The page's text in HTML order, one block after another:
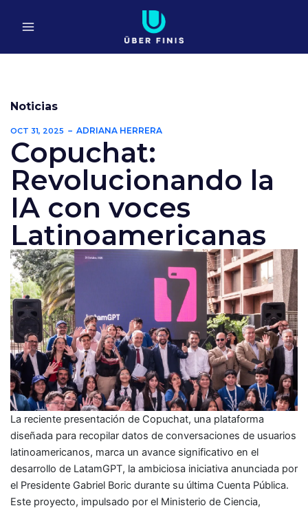
Noticias
OCT 31, 2025 ADRIANA HERRERA
Copuchat:
Revolucionando la
IA con voces
Latinoamericanas
La reciente presentación de Copuchat, una plataforma
diseñada para recopilar datos de conversaciones de usuarios
latinoamericanos, marca un avance significativo en el
desarrollo de LatamGPT, la ambiciosa iniciativa anunciada por
el Presidente Gabriel Boric durante su última Cuenta Pública.
Este proyecto, impulsado por el Ministerio de Ciencia,